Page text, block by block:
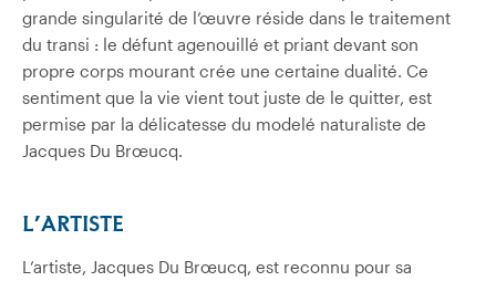
grande singularité de l’œuvre réside dans le traitement
du transi : le défunt agenouillé et priant devant son
propre corps mourant crée une certaine dualité. Ce
sentiment que la vie vient tout juste de le quitter, est
permise par la délicatesse du modelé naturaliste de
Jacques Du Brœucq.
L’ARTISTE
L’artiste, Jacques Du Brœucq, est reconnu pour sa